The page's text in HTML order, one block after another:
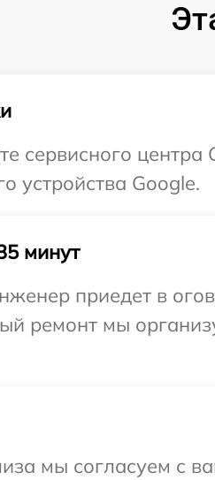
сервисного
устройства Google.
минут
приедет в
ремонт мы
мы согласуем с